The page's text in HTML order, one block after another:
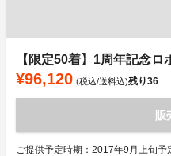
【限定50着】1周年記念ロ
¥96,120 (税込/送料込)残り36
販
ご提供予定時期：2017年9月上旬予